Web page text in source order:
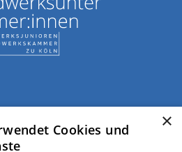
×
Cookies und